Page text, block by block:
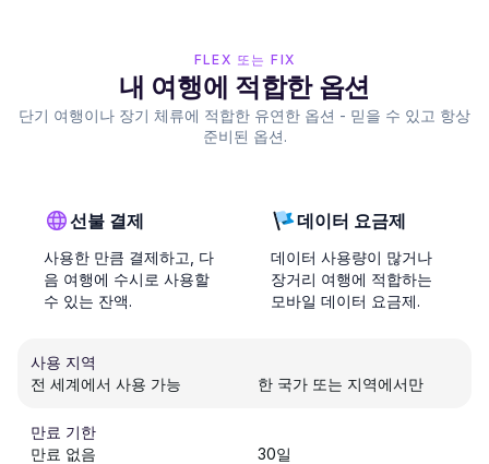
FLEX 또는 FIX
내 여행에 적합한 옵션
단기 여행이나 장기 체류에 적합한 유연한 옵션 - 믿을 수 있고 항상
준비된 옵션.
선불 결제
사용한 만큼 결제하고, 다
음 여행에 수시로 사용할
수 있는 잔액.
데이터 요금제
데이터 사용량이 많거나
장거리 여행에 적합하는
모바일 데이터 요금제.
사용 지역
전 세계에서 사용 가능
한 국가 또는 지역에서만
만료 기한
만료 없음
30일